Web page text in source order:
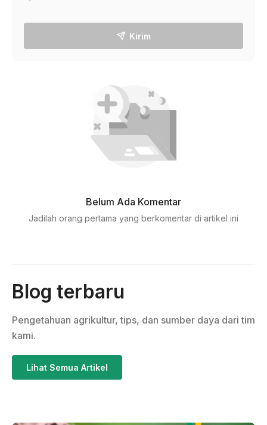
Kirim
Belum Ada Komentar
Jadilah orang pertama yang berkomentar di artikel ini
Blog terbaru
Pengetahuan agrikultur, tips, dan sumber daya dari tim
kami.
Lihat Semua Artikel